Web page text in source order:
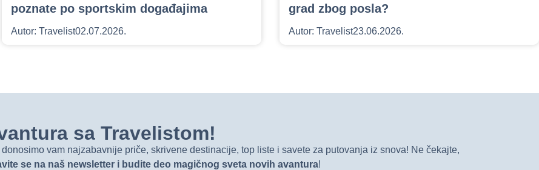
poznate po sportskim događajima
Autor: Travelist02.07.2026.
grad zbog posla?
Autor: Travelist23.06.2026.
sa Travelistom!
vam najzabavnije priče, skrivene destinacije, top liste i savete za putovanja iz snova! Ne čekajte,
se na naš newsletter i budite deo magičnog sveta novih avantura!